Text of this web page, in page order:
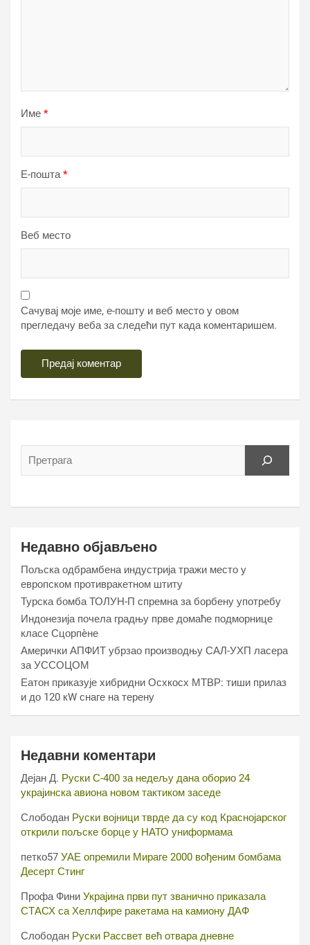
Име *
Е-пошта*
Веб место
Сачувај моје име, е-пошту и веб место у овом
прегледачу веба за следећи пут када коментаришем.
Недавно објављено
Пољска одбрамбена индустрија тражи место у
европском противракетном штиту
Турска бомба ТОЛУН-П спремна за борбену употребу
Индонезија почела градњу прве домаће подморнице
класе Сцорпèне
Амерички АПФИТ убрзао производњу САЛ-УХП ласера
за УССОЦОМ
Еатон приказује хибридни Осхкосх МТВР: тиши прилаз
и до 120 кW снаге на терену
Недавни коментари
Дејан Д. Руски С-400 за недељу дана оборио 24
украјинска авиона новом тактиком заседе
Слободан Руски војници тврде да су код Краснојарског
открили пољске борце у НАТО униформама
петко57 УАЕ опремили Мираге 2000 вођеним бомбама
Десерт Стинг
Профа Фини Украјина први пут званично приказала
СТАСХ са Хеллфире ракетама на камиону ДАФ
Слободан Руски Рассвет већ отвара дневне